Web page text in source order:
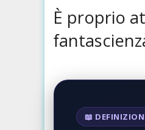
È proprio
📖